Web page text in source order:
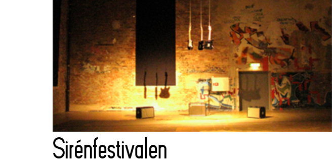
Sirénfestivalen